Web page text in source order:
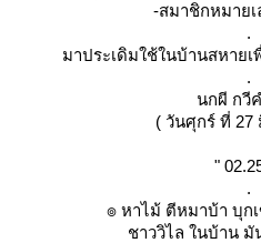
-สมาชิกหมายเ
.
มาประเดิมใช้ในบ้านสหาย
.
นกผี กวี
( วันศุกร์ ที่ 27
"
.
๏ หาไม้ ตีหมาบ้า บุก
ชาววิไล ในบ้าน